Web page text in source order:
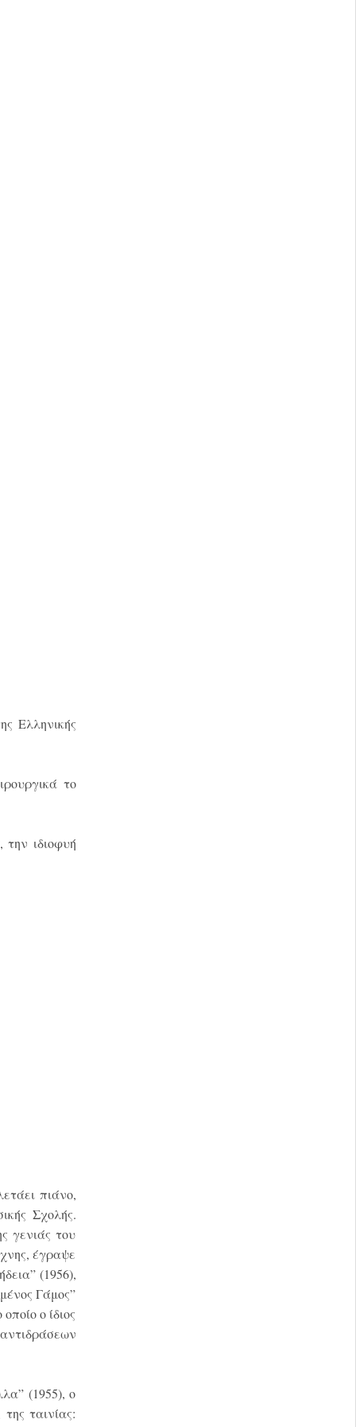
Ελληνικής
το
ιδιοφυή
πιάνο,
Σχολής.
γενιάς του
έγραψε
(1956),
Γάμος”
ο ίδιος
(1955), ο
ταινίας: